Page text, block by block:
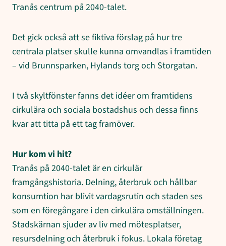
Tranås centrum på 2040-talet.
Det gick också att se fiktiva förslag på hur tre
centrala platser skulle kunna omvandlas i framtiden
– vid Brunnsparken, Hylands torg och Storgatan.
I två skyltfönster fanns det idéer om framtidens
cirkulära och sociala bostadshus och dessa finns
kvar att titta på ett tag framöver.
Hur kom vi hit?
Tranås på 2040-talet är en cirkulär
framgångshistoria. Delning, återbruk och hållbar
konsumtion har blivit vardagsrutin och staden ses
som en föregångare i den cirkulära omställningen.
Stadskärnan sjuder av liv med mötesplatser,
resursdelning och återbruk i fokus. Lokala företag